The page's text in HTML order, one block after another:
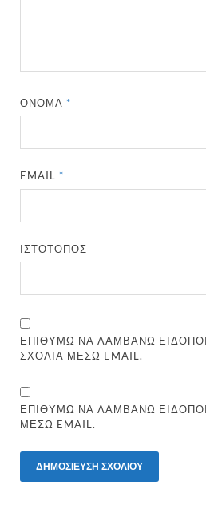
ΌΝΟΜΑ*
EMAIL*
ΙΣΤΌΤΟΠΟΣ
ΕΠΙΘΥΜΏ ΝΑ ΛΑΜΒΆΝΩ
ΣΧΌΛΙΑ ΜΈΣΩ EMAIL.
ΕΠΙΘΥΜΏ ΝΑ ΛΑΜΒΆΝΩ
ΜΈΣΩ EMAIL.